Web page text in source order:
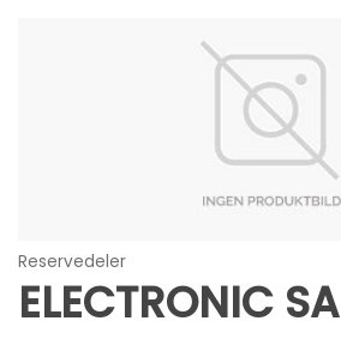
Reservedeler
ELECTRONIC SA